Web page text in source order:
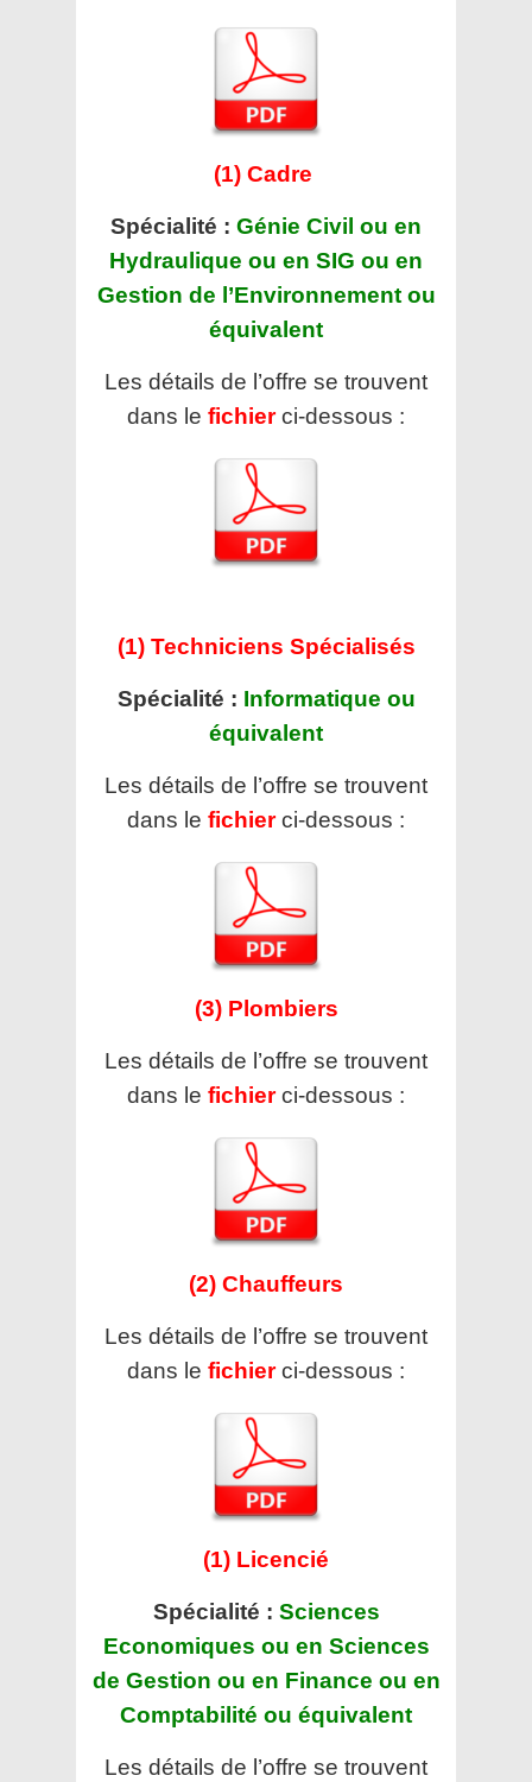
(1) Cadre
Spécialité : Génie Civil ou en
Hydraulique ou en SIG ou en
Gestion de l’Environnement ou
équivalent
Les détails de l’offre se trouvent
dans le fichier ci-dessous :
(1) Techniciens Spécialisés
Spécialité : Informatique ou
équivalent
Les détails de l’offre se trouvent
dans le fichier ci-dessous :
(3) Plombiers
Les détails de l’offre se trouvent
dans le fichier ci-dessous :
(2) Chauffeurs
Les détails de l’offre se trouvent
dans le fichier ci-dessous :
(1) Licencié
Spécialité : Sciences
Economiques ou en Sciences
de Gestion ou en Finance ou en
Comptabilité ou équivalent
Les détails de l’offre se trouvent